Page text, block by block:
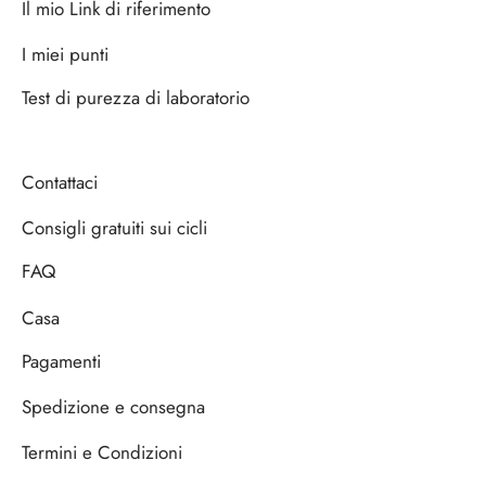
Il mio Link di riferimento
I miei punti
Test di purezza di laboratorio
Contattaci
Consigli gratuiti sui cicli
FAQ
Casa
Pagamenti
Spedizione e consegna
Termini e Condizioni
Di Winstrol (Stanozololo)